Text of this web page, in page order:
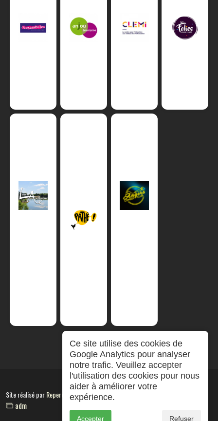
Site réalisé parRepereCom
adm
Ce site utilise des cookies de
Google Analytics pour analyser
notre trafic. Veuillez accepter
l'utilisation des cookies pour nous
aider à améliorer votre
expérience.
Accepter Refuser